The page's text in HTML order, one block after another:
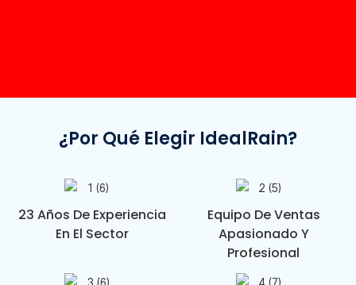
¿Por Qué Elegir IdealRain?
23 Años De Experiencia
En El Sector
Equipo De Ventas
Apasionado Y
Profesional